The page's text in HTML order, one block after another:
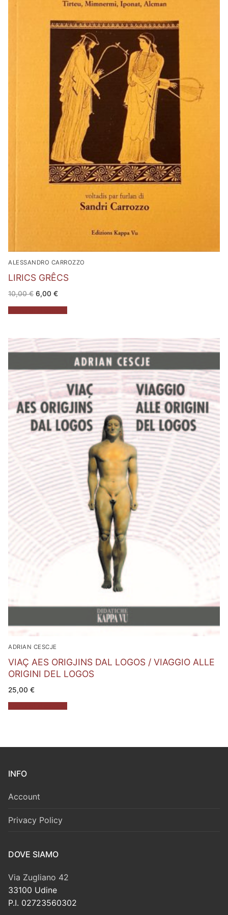
ALESSANDRO CARROZZO
LIRICS GRÊCS
10,00€ Il
prezzo
originale
era:
6,00 €Il
attuale
è:
ADRIAN CESCJE
VIAÇ AES ORIGJINS DAL LOGOS / VIAGGIO ALLE
ORIGINI DEL LOGOS
25,00 €
INFO
Account
Privacy Policy
DOVE SIAMO
Via Zugliano 42
33100 Udine
P.I. 02723560302